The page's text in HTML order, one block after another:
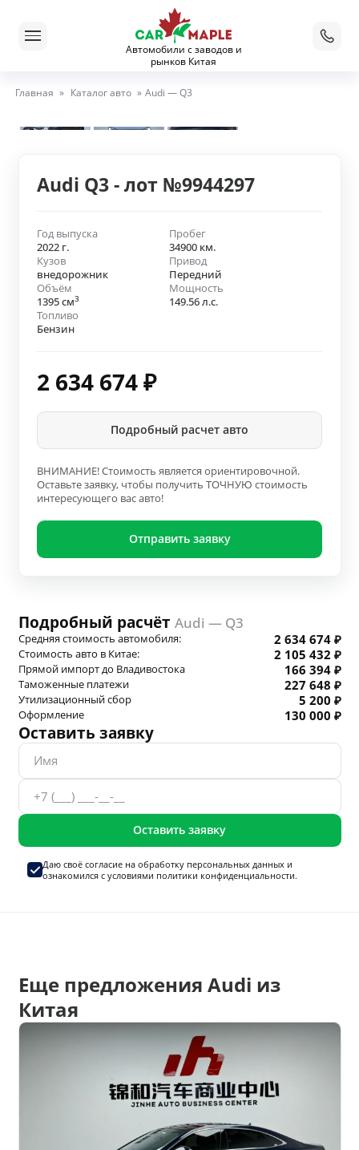
Автомобили с заводов и
рынков Китая
Главная » Каталог авто » Audi — Q3
Audi Q3 - лот №9944297
Год выпуска
2022 г.
Пробег
34900 км.
Кузов
внедорожник
Привод
Передний
Объём
1395 см3
Мощность
149.56 л.с.
Топливо
Бензин
2 634 674₽
Подробный расчет авто
ВНИМАНИЕ! Стоимость является ориентировочной.
Оставьте заявку, чтобы получить ТОЧНУЮ стоимость
интересующего вас авто!
Отправить заявку
Подробный расчёт Audi — Q3
Средняя стоимость автомобиля: 2 634 674 ₽
Стоимость авто в Китае: 2 105 432 ₽
Прямой импорт до Владивостока 166 394 ₽
Таможенные платежи 227 648 ₽
Утилизационный сбор 5 200 ₽
Оформление 130 000 ₽
Оставить заявку
Оставить заявку
Даю своё согласие на обработку персональных данныхи
ознакомился с условиями политики конфиденциальности.
Еще предложения Audi из
Китая